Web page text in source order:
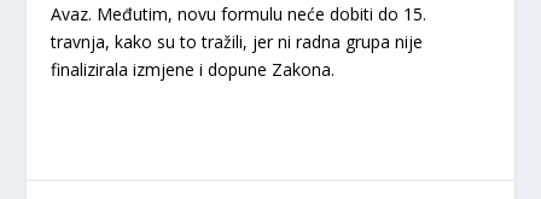
Avaz. Međutim, novu formulu neće dobiti do 15.
travnja, kako su to tražili, jer ni radna grupa nije
finalizirala izmjene i dopune Zakona.